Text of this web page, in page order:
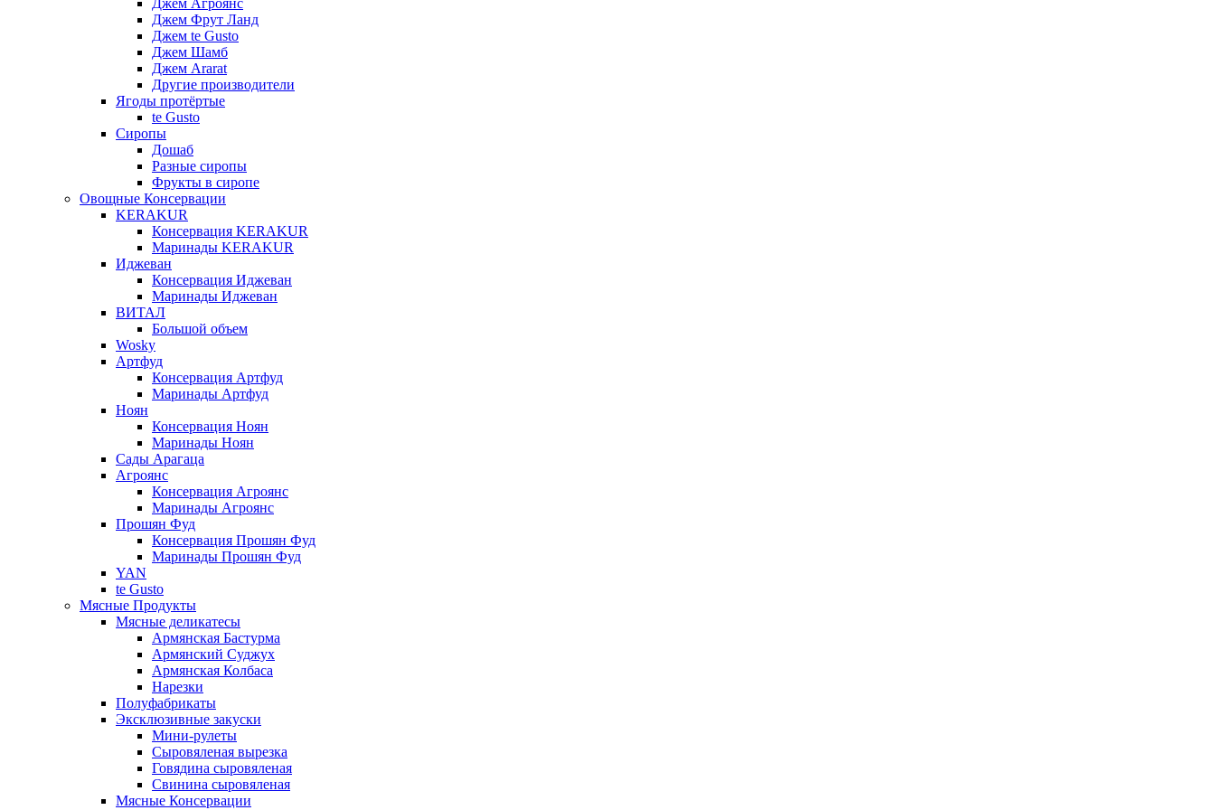
Джем Агроянс
Джем Фрут Ланд
Джем te Gusto
Джем Шамб
Джем Ararat
Другие производители
Ягоды протёртые
te Gusto
Сиропы
Дошаб
Разные сиропы
Фрукты в сиропе
Овощные Консервации
KERAKUR
Консервация KERAKUR
Маринады KERAKUR
Иджеван
Консервация Иджеван
Маринады Иджеван
ВИТАЛ
Большой объем
Wosky
Артфуд
Консервация Артфуд
Маринады Артфуд
Ноян
Консервация Ноян
Маринады Ноян
Сады Арагаца
Агроянс
Консервация Агроянс
Маринады Агроянс
Прошян Фуд
Консервация Прошян Фуд
Маринады Прошян Фуд
YAN
te Gusto
Мясные Продукты
Мясные деликатесы
Армянская Бастурма
Армянский Суджух
Армянская Колбаса
Нарезки
Полуфабрикаты
Эксклюзивные закуски
Мини-рулеты
Сыровяленая вырезка
Говядина сыровяленая
Свинина сыровяленая
Мясные Консервации